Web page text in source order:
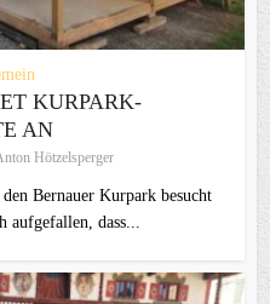
KURPARK-
AN
Hötzelsperger
Bernauer Kurpark besucht
aufgefallen, dass...